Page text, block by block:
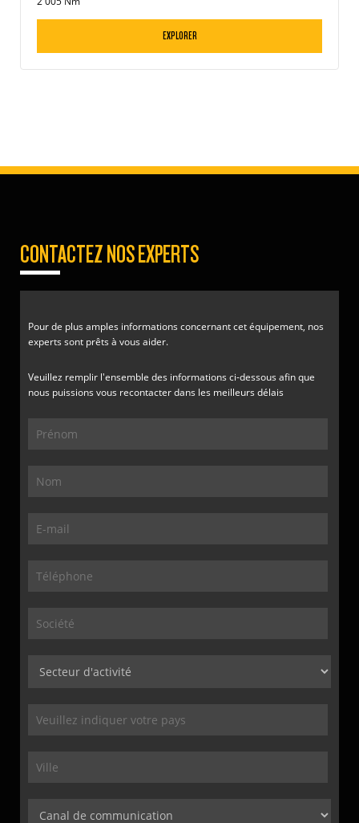
EXPLORER
CONTACTEZ NOS EXPERTS
Pour de plus amples informations concernant cet équipement, nos
experts sont prêts à vous aider.
Veuillez remplir l'ensemble des informations ci-dessous afin que
nous puissions vous recontacter dans les meilleurs délais